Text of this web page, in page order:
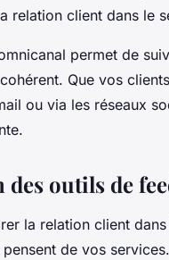
relation client dans le
permet de
Que vos
ou via les réseaux
des outils de
la relation client
de vos